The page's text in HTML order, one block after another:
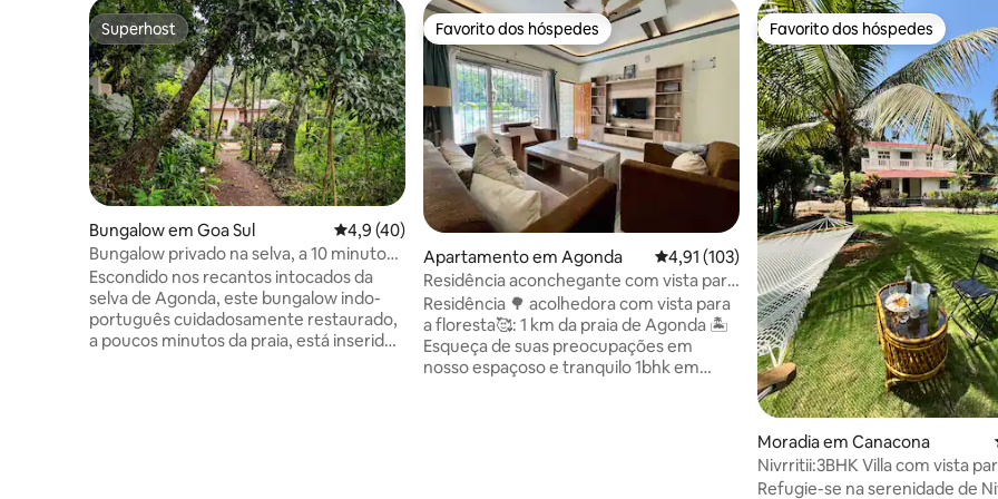
Superhost
Superhost
Bungalow em Goa Sul Classificação média de 4,9 em 5 estrelas, 40avaliações
4,9 (40)
Bungalow privado na selva, a 10 minutos
da praia de Agonda
Escondido nos recantos intocados da
selva de Agonda, este bungalow indo-
português cuidadosamente restaurado,
a poucos minutos da praia, está inserido
Favorito dos hóspedes
Favorito dos hóspedes
Apartamento em Agonda Classificação média de 4,91 em 5 estrelas,
4,91 (103)
Residência aconchegante com vista para
a floresta: 1 km da praia
Residência 🌳 acolhedora com vista para
a floresta🥰: 1 km da praia de Agonda 🏝️
Esqueça de suas preocupações em
nosso espaçoso e tranquilo 1bhk em
Favorito dos hóspedes
Favorito dos hóspedes
Moradia em Canacona
Nivrritii:3BHK Villa com vista
e floresta
Refugie-se na serenidade de